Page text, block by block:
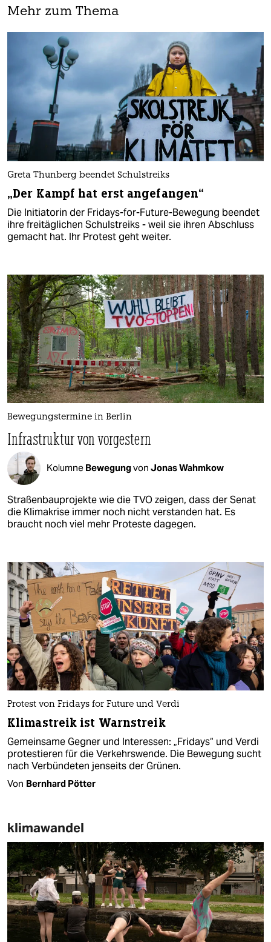
Mehr zum Thema
Greta Thunberg beendet Schulstreiks
„Der Kampf hat erst angefangen“
Die Initiatorin der Fridays-for-Future-Bewegung beendet
ihre freitäglichen Schulstreiks - weil sie ihren Abschluss
gemacht hat. Ihr Protest geht weiter.
Bewegungstermine in Berlin
Infrastruktur von vorgestern
Kolumne Bewegungvon Jonas Wahmkow
Straßenbauprojekte wie die TVO zeigen, dass der Senat
die Klimakrise immer noch nicht verstanden hat. Es
braucht noch viel mehr Proteste dagegen.
Protest von Fridays for Future und Verdi
Klimastreik ist Warnstreik
Gemeinsame Gegner und Interessen: „Fridays“ und Verdi
protestieren für die Verkehrswende. Die Bewegung sucht
nach Verbündeten jenseits der Grünen.
Von Bernhard Pötter
klimawandel